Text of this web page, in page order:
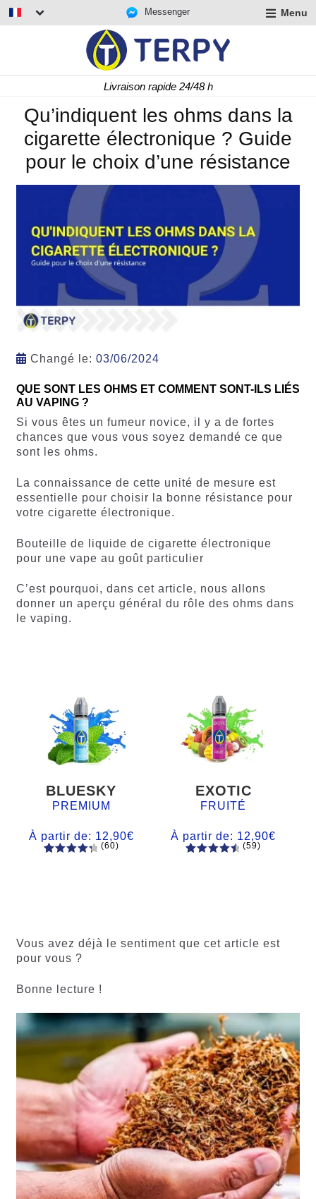
Messenger Menu
Livraison rapide 24/48 h
Qu’indiquent les ohms dans la
cigarette électronique ? Guide
pour le choix d’une résistance
Changé le: 03/06/2024
QUE SONT LES OHMS ET COMMENT SONT-ILS LIÉS
AU VAPING ?
Si vous êtes un fumeur novice, il y a de fortes
chances que vous vous soyez demandé ce que
sont les ohms.
La connaissance de cette unité de mesure est
essentielle pour choisir la bonne résistance pour
votre cigarette électronique.
Bouteille de liquide de cigarette électronique
pour une vape au goût particulier
C’est pourquoi, dans cet article, nous allons
donner un aperçu général du rôle des ohms dans
le vaping.
BLUESKY
PREMIUM
À partir de: 12,90€
client
(60)
EXOTIC
FRUITÉ
À partir de: 12,90€
(59)
Vous avez déjà le sentiment que cet article est
pour vous ?
Bonne lecture !